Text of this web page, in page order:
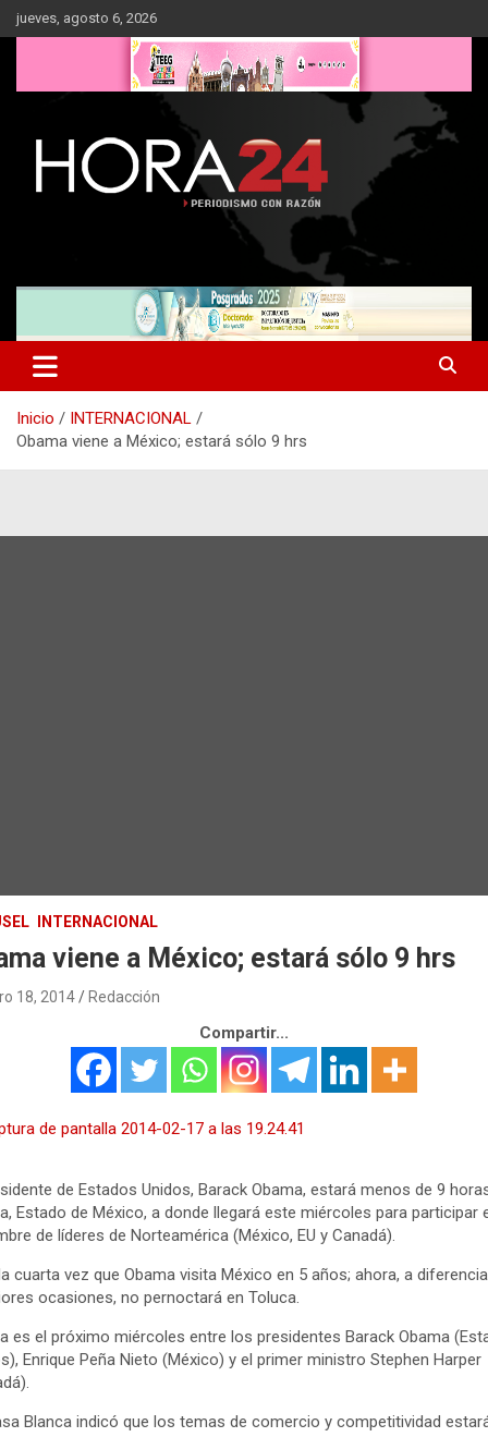
Saltar
al
jueves, agosto 6, 2026
Inicio
INTERNACIONAL
Obama viene a México; estará sólo 9 hrs
INTERNACIONAL
viene a México; estará sólo 9 hrs
18, 2014 Redacción
Compartir...
de Estados Unidos, Barack Obama, estará menos de 9
Estado de México, a donde llegará este miércoles para participar
de líderes de Norteamérica (México, EU y Canadá).
cuarta vez que Obama visita México en 5 años; ahora, a
ocasiones, no pernoctará en Toluca.
es el próximo miércoles entre los presidentes Barack Obama
Enrique Peña Nieto (México) y el primer ministro Stephen Harper
Blanca indicó que los temas de comercio y competitividad